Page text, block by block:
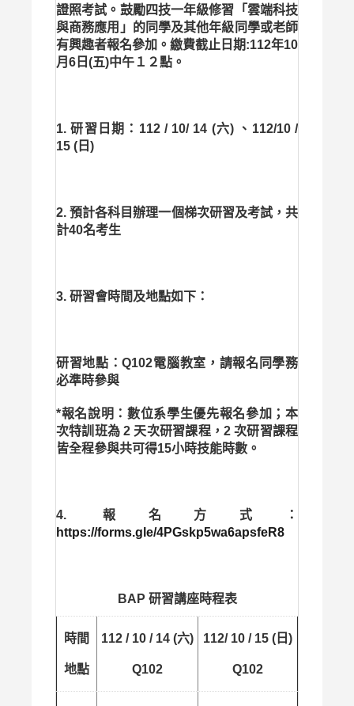
證照考試。鼓勵四技一年級修習「雲端科技
與商務應用」的同學及其他年級同學或老師
有興趣者報名參加。 繳費截止日期:112年10
月6日(五)中午１２點。
1. 研習日期： 112 / 10/ 14 (六) 、112/10 /
15 (日)
2. 預計各科目辦理一個梯次研習及考試，共
計40名考生
3. 研習會時間及地點如下：
研習地點：Q102電腦教室，請報名同學務
必準時參與
*報名說明：數位系學生優先報名參加；本
次特訓班為 2 天次研習課程，2 次研習課程
皆全程參與共可得15小時技能時數。
4. 報名方式：
https://forms.gle/4PGskp5wa6apsfeR8
BAP 研習講座時程表
時間
地點
112 / 10 / 14 (六)
Q102
112/ 10 / 15 (日)
Q102